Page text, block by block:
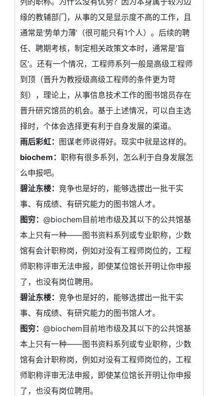
缘的教辅部门，从事的又是显示度不高的工作，且
通常是‘势单力薄’（很可能只有1个人）。后续的聘
任、聘期考核，制定相关政策文本时，通常是‘盲
区’。还有一个情况，工程师系列一般是高级工程师
到顶（晋升为教授级高级工程师的条件更为苛
刻），理论上，从事信息技术工作的图书馆员存在
晋升研究馆员的机会。基于上述情况，可以自主选
择时，个体会选择更有利于自身发展的渠道。
雨后彩虹： 图谋老师说得好。现实中就是这样的。
biochem： 职称有很多系列，怎么利于自身发展怎
么申报吧。
碧沚东楼： 竞争也是好的，能够选拔出一批干实
事、有成绩、有研究能力的图书馆人才。
图穷： @biochem目前地市级及其以下的公共馆基
本上只有一种——图书资料系列或专业职称，少数
馆有会计职称岗，例如对没有工程师岗位的，工程
师职称评审无法申报，即使某位馆长开明让你申报
了，也没有岗位聘用。
碧沚东楼： 竞争也是好的，能够选拔出一批干实
事、有成绩、有研究能力的图书馆人才。
图穷： @biochem目前地市级及其以下的公共馆基
本上只有一种——图书资料系列或专业职称，少数
馆有会计职称岗，例如对没有工程师岗位的，工程
师职称评审无法申报，即使某位馆长开明让你申报
了，也没有岗位聘用。